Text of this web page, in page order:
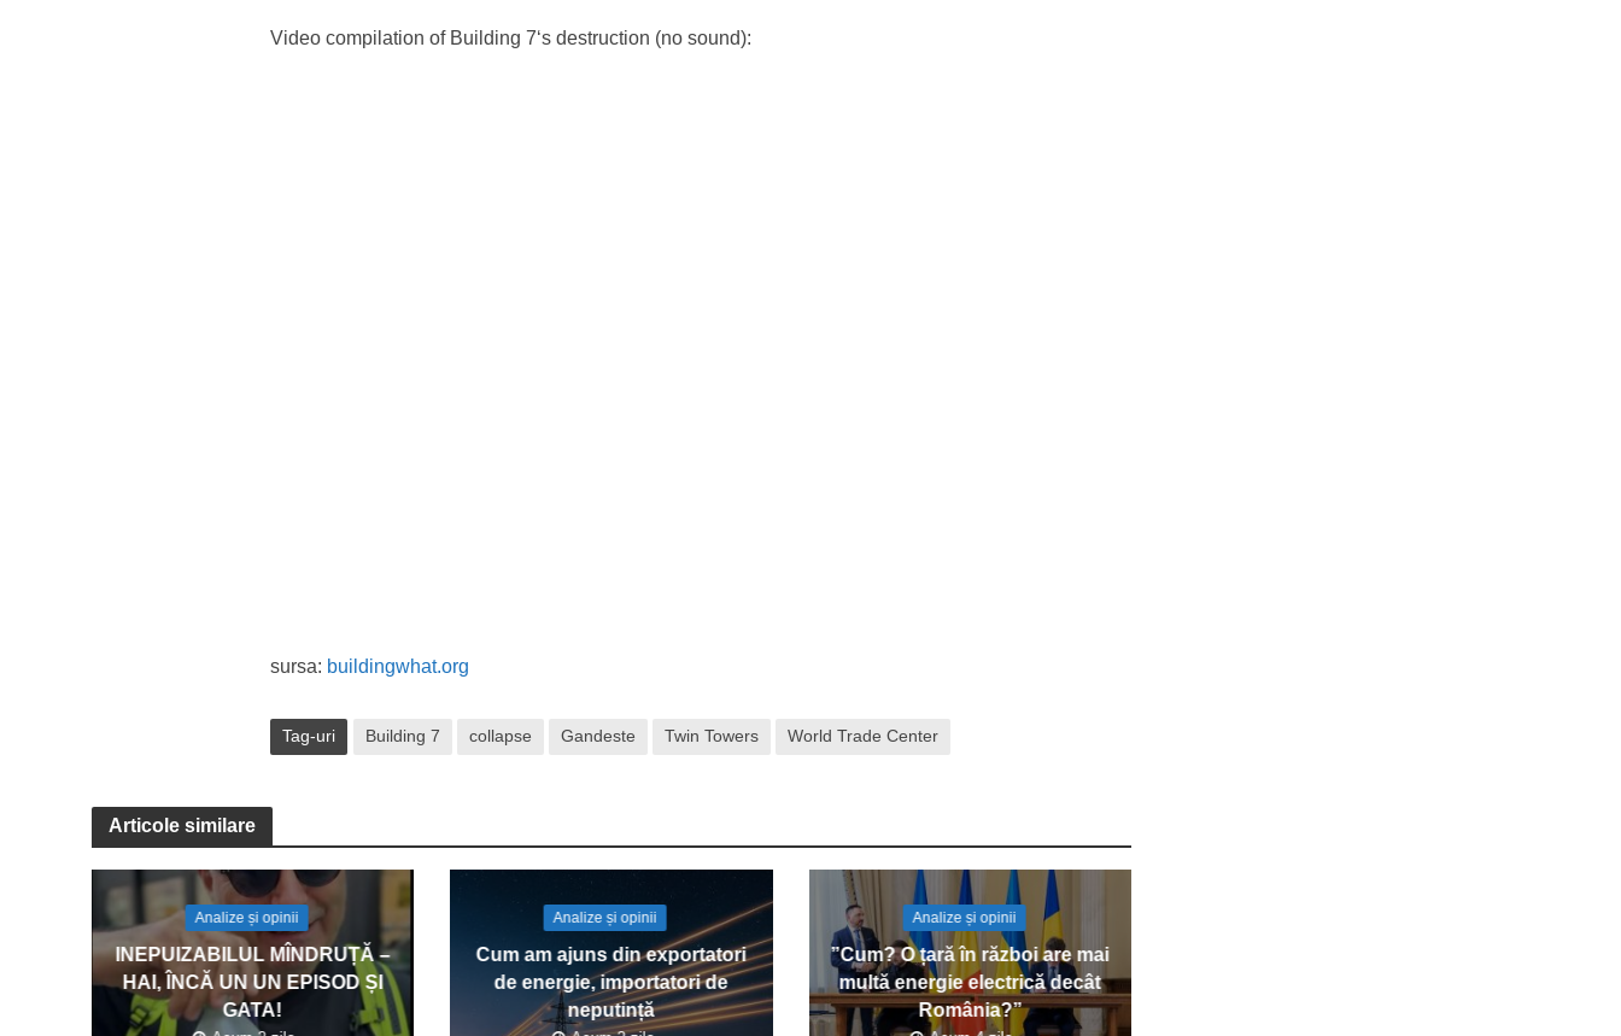
Video compilation of Building 7‘s destruction (no sound):
sursa: buildingwhat.org
Tag-uri Building 7 collapse Gandeste Twin Towers World Trade Center
Articole similare
Analize și opinii
INEPUIZABILUL MÎNDRUȚĂ –
HAI, ÎNCĂ UN UN EPISOD ȘI
GATA!
Analize și opinii
Cum am ajuns din exportatori
de energie, importatori de
neputință
Analize și opinii
”Cum? O țară în război are mai
multă energie electrică decât
România?”